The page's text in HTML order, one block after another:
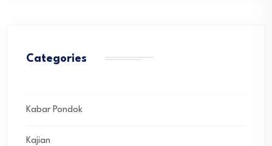
Categories
Kabar Pondok
Kajian